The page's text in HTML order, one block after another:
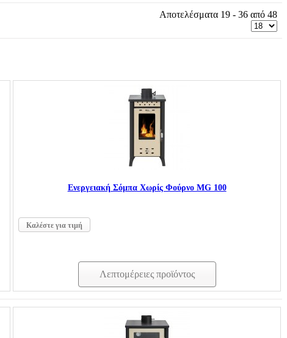
Αποτελέσματα 19 - 36 από 48
Ενεργειακή Σόμπα Χωρίς Φούρνο MG 100
Καλέστε για τιμή
Λεπτομέρειες προϊόντος